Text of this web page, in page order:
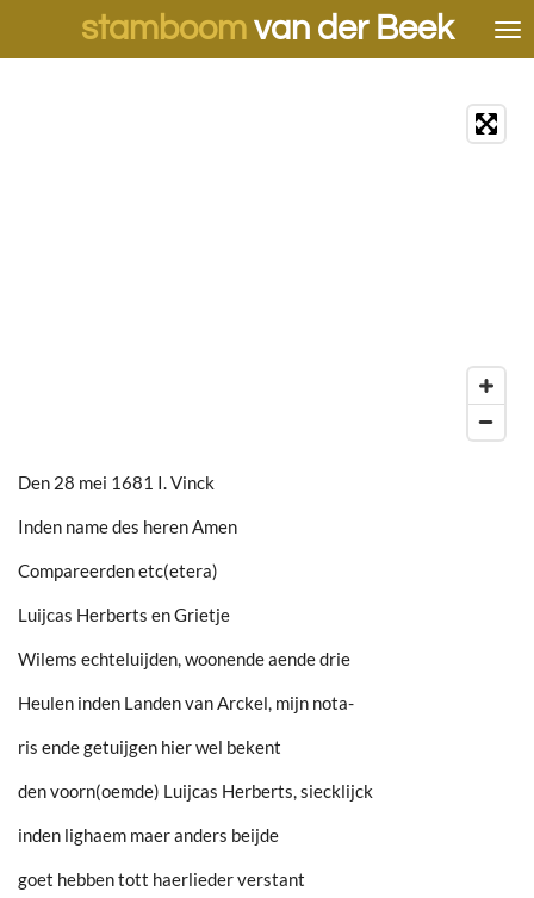
stamboomvan der Beek
Den 28 mei 1681 I. Vinck
Inden name des heren Amen
Compareerden etc(etera)
Luijcas Herberts en Grietje
Wilems echteluijden, woonende aende drie
Heulen inden Landen van Arckel, mijn nota-
ris ende getuijgen hier wel bekent
den voorn(oemde) Luijcas Herberts, siecklijck
inden lighaem maer anders beijde
goet hebben tott haerlieder verstant